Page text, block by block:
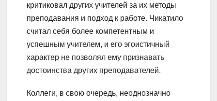
критиковал других учителей за их методы
преподавания и подход к работе. Чикатило
считал себя более компетентным и
успешным учителем, и его эгоистичный
характер не позволял ему признавать
достоинства других преподавателей.
Коллеги, в свою очередь, неоднозначно